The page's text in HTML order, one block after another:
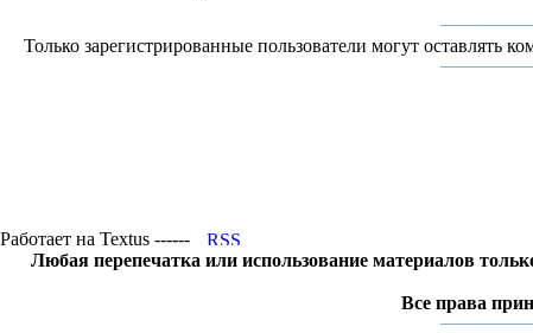
Только зарегистрированные пользователи могут оставлять
Работает на Textus ------
Любая перепечатка или использование материалов
Все права